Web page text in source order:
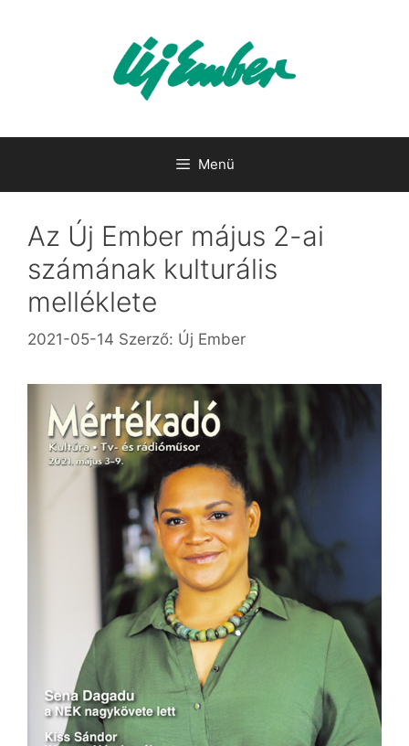
Menü
Az Új Ember május 2-ai
számának kulturális
melléklete
2021-05-14 Szerző: Új Ember